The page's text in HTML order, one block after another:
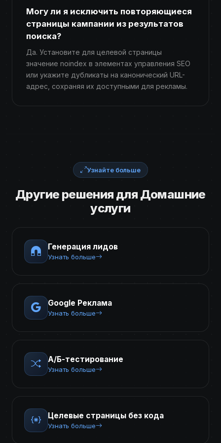
Могу ли я исключить повторяющиеся
страницы кампании из результатов
поиска?
Да. Установите для целевой страницы
значение noindex в элементах управления SEO
или укажите дубликаты на канонический URL-
адрес, сохраняя их доступными для рекламы.
Узнайте больше
Другие решения для Домашние
услуги
Генерация лидов
Узнать больше
Google Реклама
Узнать больше
А/Б-тестирование
Узнать больше
Целевые страницы без кода
Узнать больше